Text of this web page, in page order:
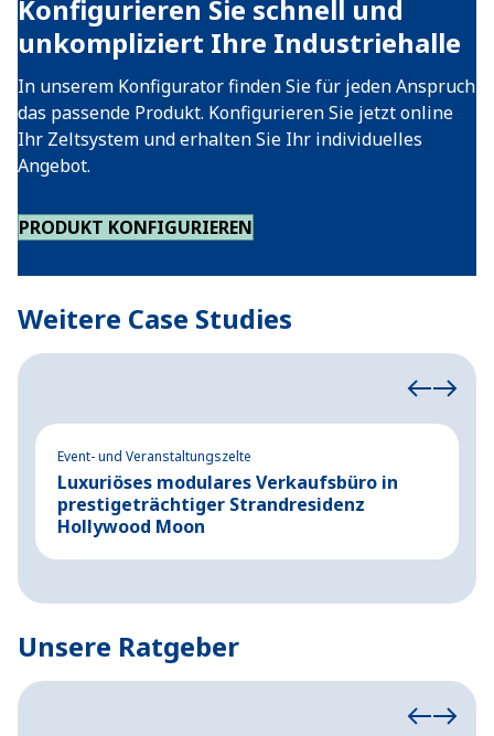
Konfigurieren Sie schnell und
unkompliziert Ihre Industriehalle
In unserem Konfigurator finden Sie für jeden Anspruch
das passende Produkt. Konfigurieren Sie jetzt online
Ihr Zeltsystem und erhalten Sie Ihr individuelles
Angebot.
PRODUKT KONFIGURIEREN
Weitere Case Studies
Event- und Veranstaltungszelte
Luxuriöses modulares Verkaufsbüro in
prestigeträchtiger Strandresidenz
Hollywood Moon
Unsere Ratgeber